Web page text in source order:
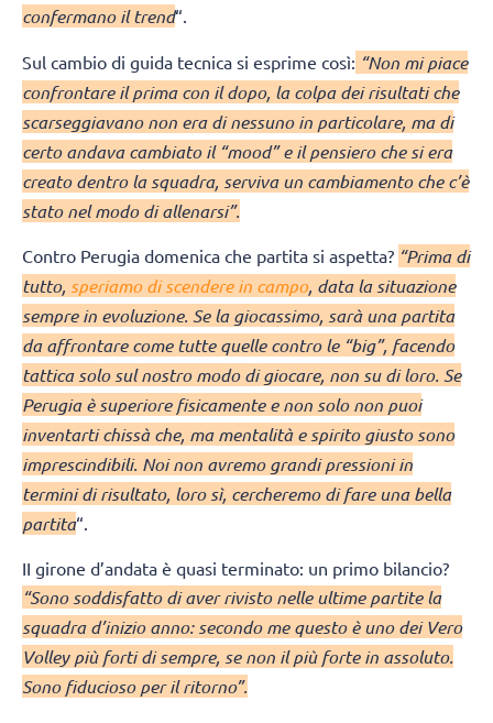
confermano il trend“.
Sul cambio di guida tecnica si esprime così: “Non mi piace
confrontare il prima con il dopo, la colpa dei risultati che
scarseggiavano non era di nessuno in particolare, ma di
certo andava cambiato il “mood” e il pensiero che si era
creato dentro la squadra, serviva un cambiamento che c’è
stato nel modo di allenarsi”.
Contro Perugia domenica che partita si aspetta? “Prima di
tutto, speriamo di scendere in campo, data la situazione
sempre in evoluzione. Se la giocassimo, sarà una partita
da affrontare come tutte quelle contro le “big”, facendo
tattica solo sul nostro modo di giocare, non su di loro. Se
Perugia è superiore fisicamente e non solo non puoi
inventarti chissà che, ma mentalità e spirito giusto sono
imprescindibili. Noi non avremo grandi pressioni in
termini di risultato, loro sì, cercheremo di fare una bella
partita“.
II girone d’andata è quasi terminato: un primo bilancio?
“Sono soddisfatto di aver rivisto nelle ultime partite la
squadra d’inizio anno: secondo me questo è uno dei Vero
Volley più forti di sempre, se non il più forte in assoluto.
Sono fiducioso per il ritorno”.